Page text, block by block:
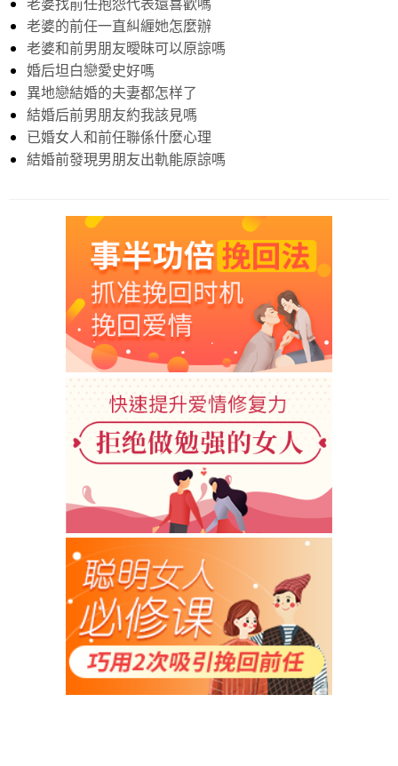
老婆的前任一直糾緾她怎麼辦
老婆和前男朋友曖昧可以原諒嗎
婚后坦白戀愛史好嗎
異地戀結婚的夫妻都怎样了
結婚后前男朋友約我該見嗎
已婚女人和前任聯係什麼心理
結婚前發現男朋友出軌能原諒嗎